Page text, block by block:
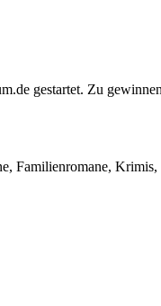
gestartet. Zu
Familienromane,